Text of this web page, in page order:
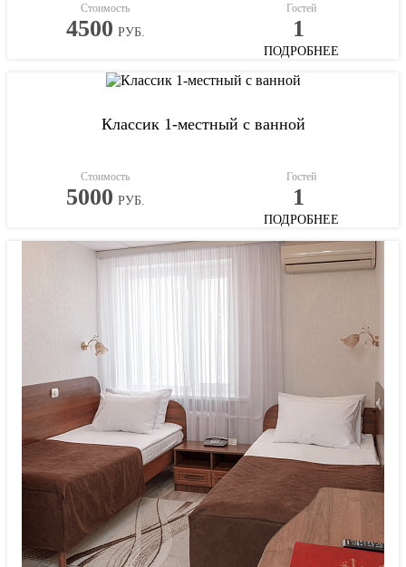
Стоимость
4500 РУБ.
Гостей
1
ПОДРОБНЕЕ
Классик 1-местный с ванной
Стоимость
5000 РУБ.
Гостей
1
ПОДРОБНЕЕ